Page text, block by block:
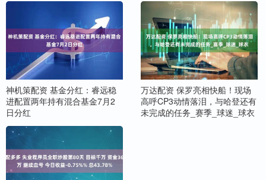
神机策配资 基金分红：睿远稳
进配置两年持有混合基金7月2
日分红
万达配资 保罗亮相快船！现场
高呼CP3动情落泪，与哈登还有
未完成的任务_赛季_球迷_球衣